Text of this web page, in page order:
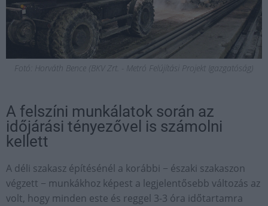
Fotó: Horváth Bence (BKV Zrt. - Metró Felújítási Projekt Igazgatóság)
A felszíni munkálatok során az
időjárási tényezővel is számolni
kellett
A déli szakasz építésénél a korábbi − északi szakaszon
végzett − munkákhoz képest a legjelentősebb változás az
volt, hogy minden este és reggel 3-3 óra időtartamra